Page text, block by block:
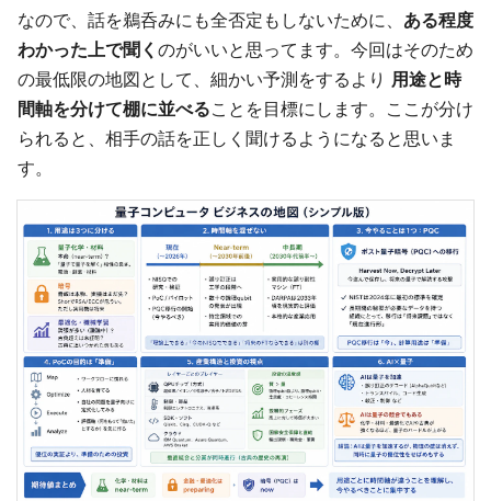
なので、話を鵜呑みにも全否定もしないために、 ある程度
わかった上で聞く のがいいと思ってます。今回はそのため
の最低限の地図として、細かい予測をするより 用途と時
間軸を分けて棚に並べることを目標にします。ここが分け
られると、相手の話を正しく聞けるようになると思いま
す。